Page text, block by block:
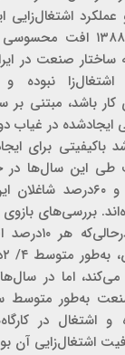
مشخص از سال۱۳۸۸
ساختار صنعت در
اشتغال‌زا نبوده
باشد، مبتنی بر
در غیاب
باکیفیتی برای
طی این ‌سال‌ها
نیز موفق نبوده و
بررسی‌های
نشان می‌دهد
اشتغال در
اشتغال‌زایی آن